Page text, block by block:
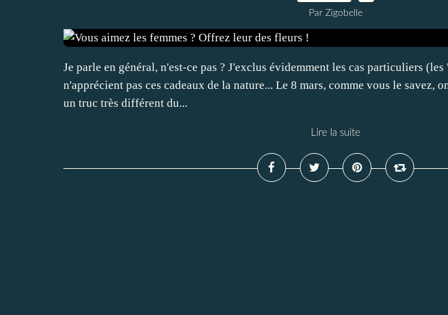
Par Zigobelle
Je parle en général, n'est-ce pas ? J'exclus évidemment les cas particuliers
n'apprécient pas ces cadeaux de la nature... Le 8 mars, comme vous le savez,
un truc très différent du...
Lire la suite